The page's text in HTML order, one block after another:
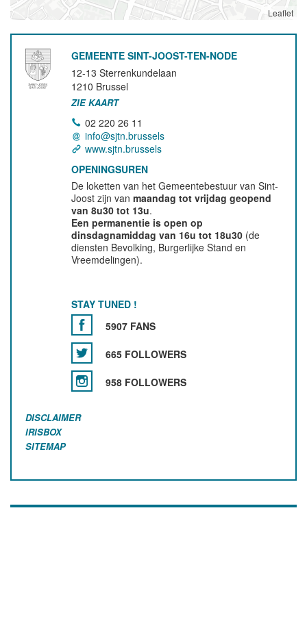
Leaflet
GEMEENTE SINT-JOOST-TEN-NODE
12-13 Sterrenkundelaan
1210 Brussel
ZIE KAART
02 220 26 11
info@sjtn.brussels
www.sjtn.brussels
OPENINGSUREN
De loketten van het Gemeentebestuur van Sint-
Joost zijn vanmaandag tot vrijdag geopend
van 8u30 tot 13u.
Een permanentie is open op
dinsdagnamiddag van 16u tot 18u30 (de
diensten Bevolking, Burgerlijke Stand en
Vreemdelingen).
STAY TUNED !
5907 FANS
665 FOLLOWERS
958 FOLLOWERS
DISCLAIMER
IRISBOX
SITEMAP